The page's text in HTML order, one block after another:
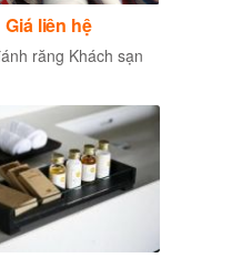
Giá liên hệ
răng Khách sạn